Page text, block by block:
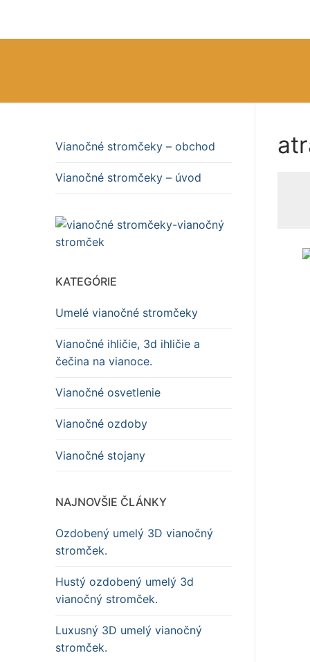
obsah
Vianočné stromčeky – obchod
Vianočné stromčeky – úvod
KATEGÓRIE
Umelé vianočné stromčeky
Vianočné ihličie, 3d ihličie a
čečina na vianoce.
Vianočné osvetlenie
Vianočné ozdoby
Vianočné stojany
NAJNOVŠIE ČLÁNKY
Ozdobený umelý 3D vianočný
stromček.
Hustý ozdobený umelý 3d
vianočný stromček.
Luxusný 3D umelý vianočný
stromček.